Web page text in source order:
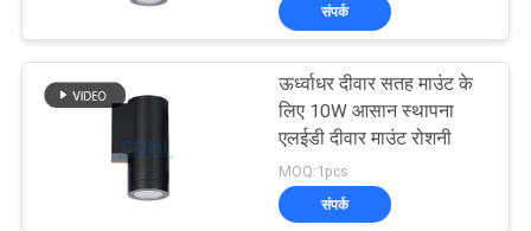
नियंत्रण
एलईडी लैंडस्केप स्पॉट
लाइट्स
संपर्क
ऊर्ध्वाधर दीवार सतह माउंट के
लिए 10W आसान स्थापना
एलईडी दीवार माउंट रोशनी
MOQ:1pcs
संपर्क